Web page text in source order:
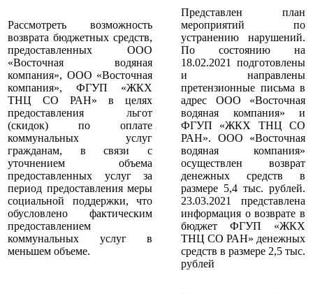
Рассмотреть возможность
возврата бюджетных средств,
предоставленных ООО
«Восточная водяная
компания», ООО «Восточная
компания», ФГУП «ЖКХ
ТНЦ СО РАН» в целях
предоставления льгот
(скидок) по оплате
коммунальных услуг
гражданам, в связи с
уточнением объема
предоставленных услуг за
период предоставления меры
социальной поддержки, что
обусловлено фактическим
предоставлением
коммунальных услуг в
меньшем объеме.
Представлен план
мероприятий по
устранению нарушений.
По состоянию на
18.02.2021 подготовлены
и направлены
претензионные письма в
адрес ООО «Восточная
водяная компания» и
ФГУП «ЖКХ ТНЦ СО
РАН». ООО «Восточная
водяная компания»
осуществлен возврат
денежных средств в
размере 5,4 тыс. рублей.
23.03.2021 представлена
информация о возврате в
бюджет ФГУП «ЖКХ
ТНЦ СО РАН» денежных
средств в размере 2,5 тыс.
рублей